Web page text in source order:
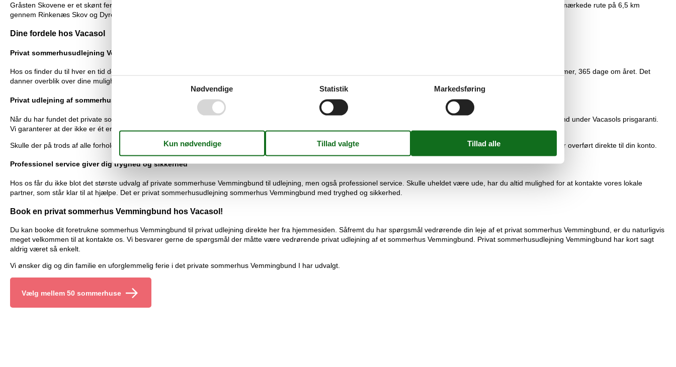
Gråsten Skovene er et skønt ferieudflugtsmål, hvor I kan nyde en rolig og uforstyrret stund i den herlige natur og evt. holde picnic. Er I friske på en travetur, kan I følge den afmærkede rute på 6,5 km
gennem Rinkenæs Skov og Dyrehaven.
Dine fordele hos Vacasol
Privat sommerhusudlejning Vemmingbund: Det største udvalg
Hos os finder du til hver en tid det største udvalg af sommerhuse, og derfor kan du uden problemer finde dit sommerhus Vemmingbund privat til leje hos os. Alle døgnets 24 timer, 365 dage om året. Det
danner overblik over dine muligheder og sparer dig for tid og besvær, at du kan se så mange private sommerhuse på denne ene side.
Privat udlejning af sommerhus Vemmingbund med prisgaranti
Når du har fundet det private sommerhus Vemmingbund til udlejning, som skal danne rammen om familiens ferie, kan du uden videre leje den online. Du vil automatisk falde ind under Vacasols prisgaranti.
Vi garanterer at der ikke er ét eneste af de andre udlejningsbureauer, som udlejer dit foretrukne sommerhus Vemmingbund privat til en billigere pris end vores.
Skulle der på trods af alle forholdsregler alligevel ske en smutter i vores kontrol af priserne hos de andre udlejningsbureauer, godtgør vi hele forskellen i prisen. Pengene bliver overført direkte til din konto.
Professionel service giver dig tryghed og sikkerhed
Hos os får du ikke blot det største udvalg af private sommerhuse Vemmingbund til udlejning, men også professionel service. Skulle uheldet være ude, har du altid mulighed for at kontakte vores lokale
partner, som står klar til at hjælpe. Det er privat sommerhusudlejning sommerhus Vemmingbund med tryghed og sikkerhed.
Book en privat sommerhus Vemmingbund hos Vacasol!
Du kan booke dit foretrukne sommerhus Vemmingbund til privat udlejning direkte her fra hjemmesiden. Såfremt du har spørgsmål vedrørende din leje af et privat sommerhus Vemmingbund, er du naturligvis
meget velkommen til at kontakte os. Vi besvarer gerne de spørgsmål der måtte være vedrørende privat udlejning af et sommerhus Vemmingbund. Privat sommerhusudlejning Vemmingbund har kort sagt
aldrig været så enkelt.
Vi ønsker dig og din familie en uforglemmelig ferie i det private sommerhus Vemmingbund I har udvalgt.
Vælg mellem 50 sommerhuse
Nødvendige Statistik Markedsføring